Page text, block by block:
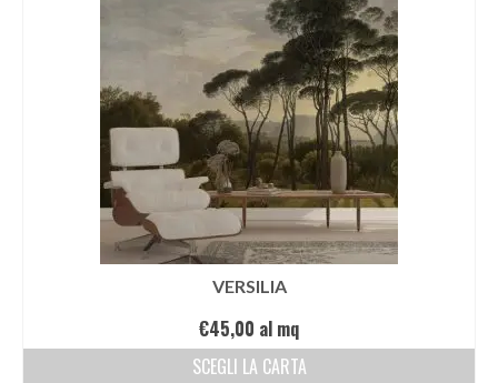
VERSILIA
€45,00 al mq
SCEGLI LA CARTA